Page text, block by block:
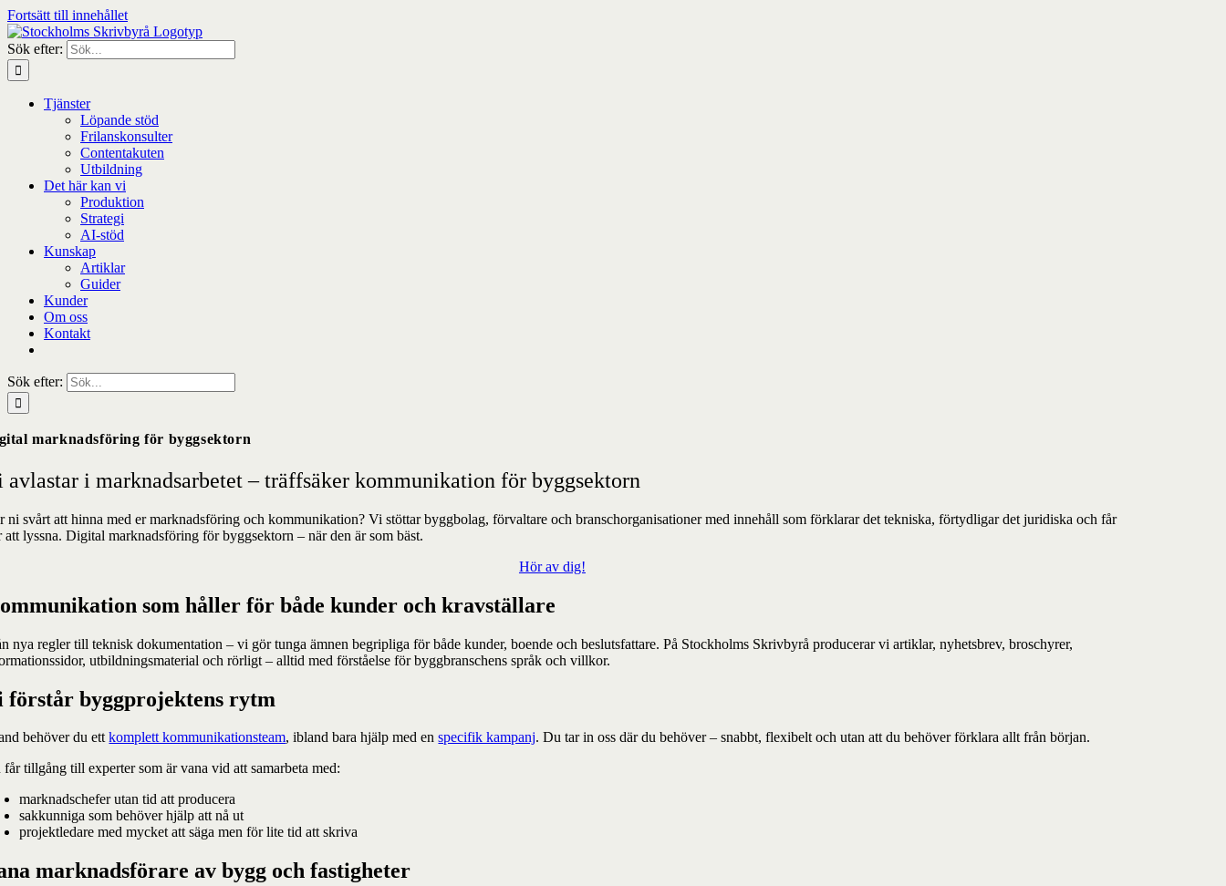
Fortsätt till innehållet
Sök efter:
Tjänster
Löpande stöd
Frilanskonsulter
Contentakuten
Utbildning
Det här kan vi
Produktion
Strategi
AI-stöd
Kunskap
Artiklar
Guider
Kunder
Om oss
Kontakt
Sök efter:
marknadsföring för byggsektorn
avlastar i marknadsarbetet – träffsäker kommunikation för byggsektorn
ni svårt att hinna med er marknadsföring och kommunikation? Vi stöttar byggbolag, förvaltare och branschorganisationer med innehåll som förklarar det tekniska, förtydligar det juridiska och får
att lyssna. Digital marknadsföring för byggsektorn – när den är som bäst.
Hör av dig!
som håller för både kunder och kravställare
nya regler till teknisk dokumentation – vi gör tunga ämnen begripliga för både kunder, boende och beslutsfattare.På Stockholms Skrivbyrå producerar vi artiklar, nyhetsbrev, broschyrer,
utbildningsmaterial och rörligt – alltid med förståelse för byggbranschens språk och villkor.
förstår byggprojektens rytm
behöver du ettkomplett kommunikationsteam, ibland bara hjälp med enspecifik kampanj.Du tar in oss där du behöver – snabbt, flexibelt och utan att du behöver förklara allt från början.
får tillgång till experter som är vana vid att samarbeta med:
marknadschefer utan tid att producera
sakkunniga som behöver hjälp att nå ut
projektledare med mycket att säga men för lite tid att skriva
marknadsförare av bygg och fastigheter